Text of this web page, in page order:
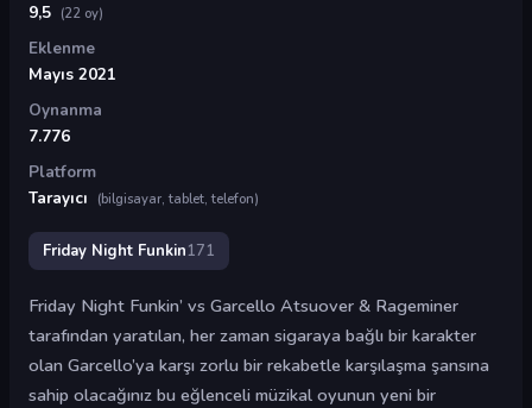
9,5 (22 oy)
Eklenme
Mayıs 2021
Oynanma
7.776
Platform
Tarayıcı
(bilgisayar, tablet, telefon)
Friday Night Funkin171
Friday Night Funkin’ vs Garcello Atsuover & Rageminer
tarafından yaratılan, her zaman sigaraya bağlı bir karakter
olan Garcello’ya karşı zorlu bir rekabetle karşılaşma şansına
sahip olacağınız bu eğlenceli müzikal oyunun yeni bir